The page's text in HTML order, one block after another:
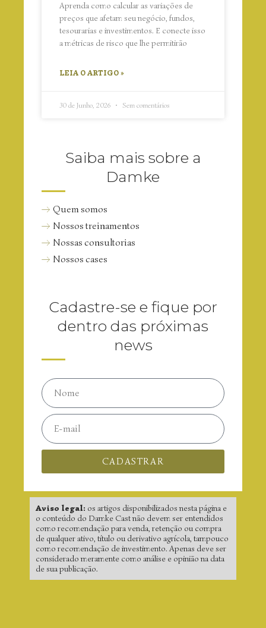
Aprenda como calcular as variações de
preços que afetam seu negócio, fundos,
tesourarias e investimentos. E conecte isso
a métricas de risco que lhe permitirão
LEIA O ARTIGO »
30 de Junho, 2026 Sem comentários
Saiba mais sobre a
Damke
Quem somos
Nossos treinamentos
Nossas consultorias
Nossos cases
Cadastre-se e fique por
dentro das próximas
news
CADASTRAR
Aviso legal: os artigos disponibilizados nesta página e
o conteúdo do Damke Cast não devem ser entendidos
como recomendação para venda, retenção ou compra
de qualquer ativo, título ou derivativo agrícola, tampouco
como recomendação de investimento. Apenas deve ser
considerado meramente como análise e opinião na data
de sua publicação.